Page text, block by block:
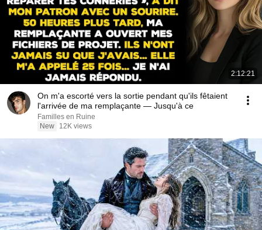
2:12:21
On m'a escorté vers la sortie pendant qu'ils fêtaient
l'arrivée de ma remplaçante — Jusqu'à ce
Familles en Ruine
New
12K views